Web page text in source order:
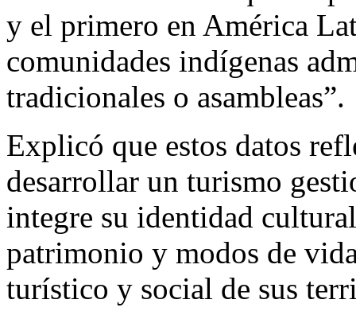
y el primero en América
comunidades indígenas
tradicionales o asambleas”.
Explicó que estos datos
desarrollar un turismo
integre su identidad
patrimonio y modos de
turístico y social de sus